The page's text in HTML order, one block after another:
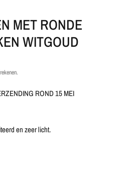
MET RONDE
WITGOUD
ROND 15 MEI
en zeer licht.